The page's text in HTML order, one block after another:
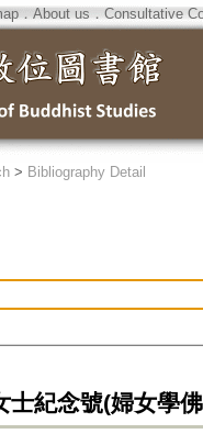
．About us ． Consultative
> Bibliography Detail
士紀念號(婦女學